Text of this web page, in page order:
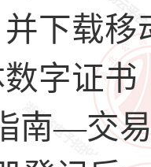
下载
字证
南—交